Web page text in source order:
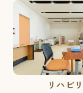
リハビ